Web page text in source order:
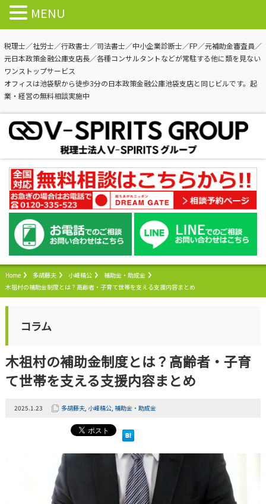
税理士／社労士／行政書士／司法書士／中小企業診断士／FP／元補助金審査員／
元日本政策金融公庫支店長／各種コンサルタントなどが常駐する他に類を見ない
ワンストップサービス
オフィスは池袋駅から徒歩3分の日本政策金融公庫池袋支店と同じビルです。起
業・経営の無料相談実施中
Home 多胡藤夫 小峰精公
補助金・助成金
木祖村の補助金制度とは？高齢者・子育て世帯を支える支援内容まとめ
コラム
木祖村の補助金制度とは？高齢者・子育
て世帯を支える支援内容まとめ
2025.1.23 多胡藤夫, 小峰精公, 補助金・助成金
MENU